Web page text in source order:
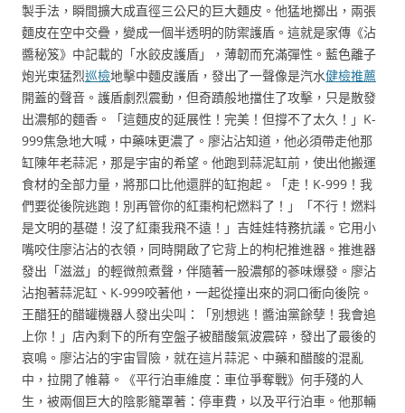
製手法，瞬間擴大成直徑三公尺的巨大麵皮。他猛地擲出，兩張
麵皮在空中交疊，變成一個半透明的防禦護盾。這就是家傳《沾
醬秘笈》中記載的「水餃皮護盾」，薄韌而充滿彈性。藍色離子
炮光束猛烈巡檢地擊中麵皮護盾，發出了一聲像是汽水健檢推薦
開蓋的聲音。護盾劇烈震動，但奇蹟般地擋住了攻擊，只是散發
出濃郁的麵香。「這麵皮的延展性！完美！但撐不了太久！」K-
999焦急地大喊，中藥味更濃了。廖沾沾知道，他必須帶走他那
缸陳年老蒜泥，那是宇宙的希望。他跑到蒜泥缸前，使出他搬運
食材的全部力量，將那口比他還胖的缸抱起。「走！K-999！我
們要從後院逃跑！別再管你的紅棗枸杞燃料了！」「不行！燃料
是文明的基礎！沒了紅棗我飛不遠！」吉娃娃特務抗議。它用小
嘴咬住廖沾沾的衣領，同時開啟了它背上的枸杞推進器。推進器
發出「滋滋」的輕微煎煮聲，伴隨著一股濃郁的蔘味爆發。廖沾
沾抱著蒜泥缸、K-999咬著他，一起從撞出來的洞口衝向後院。
王醋狂的醋罐機器人發出尖叫：「別想逃！醬油黨餘孽！我會追
上你！」店內剩下的所有空盤子被醋酸氣波震碎，發出了最後的
哀鳴。廖沾沾的宇宙冒險，就在這片蒜泥、中藥和醋酸的混亂
中，拉開了帷幕。《平行泊車維度：車位爭奪戰》何手殘的人
生，被兩個巨大的陰影籠罩著：停車費，以及平行泊車。他那輛